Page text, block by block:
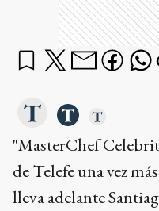
"MasterChef
de Telefe una vez
lleva adelante